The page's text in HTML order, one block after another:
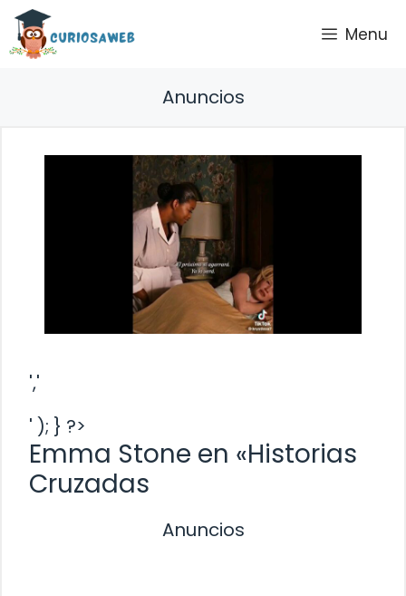
Saltar
contenido
Menu
Anuncios
','
' ); } ?>
Emma Stone en «Historias
Cruzadas
Anuncios